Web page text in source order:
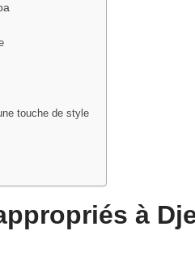
touche de style
à